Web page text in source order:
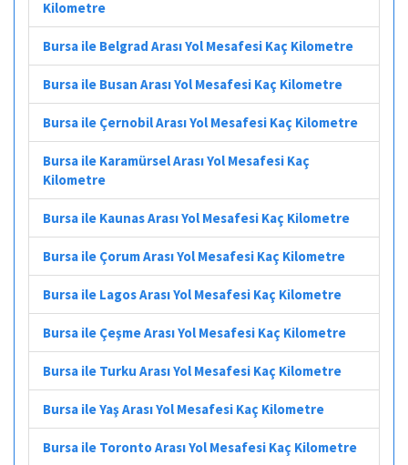
Kilometre
Bursa ile Belgrad Arası Yol Mesafesi Kaç Kilometre
Bursa ile Busan Arası Yol Mesafesi Kaç Kilometre
Bursa ile Çernobil Arası Yol Mesafesi Kaç Kilometre
Bursa ile Karamürsel Arası Yol Mesafesi Kaç
Kilometre
Bursa ile Kaunas Arası Yol Mesafesi Kaç Kilometre
Bursa ile Çorum Arası Yol Mesafesi Kaç Kilometre
Bursa ile Lagos Arası Yol Mesafesi Kaç Kilometre
Bursa ile Çeşme Arası Yol Mesafesi Kaç Kilometre
Bursa ile Turku Arası Yol Mesafesi Kaç Kilometre
Bursa ile Yaş Arası Yol Mesafesi Kaç Kilometre
Bursa ile Toronto Arası Yol Mesafesi Kaç Kilometre